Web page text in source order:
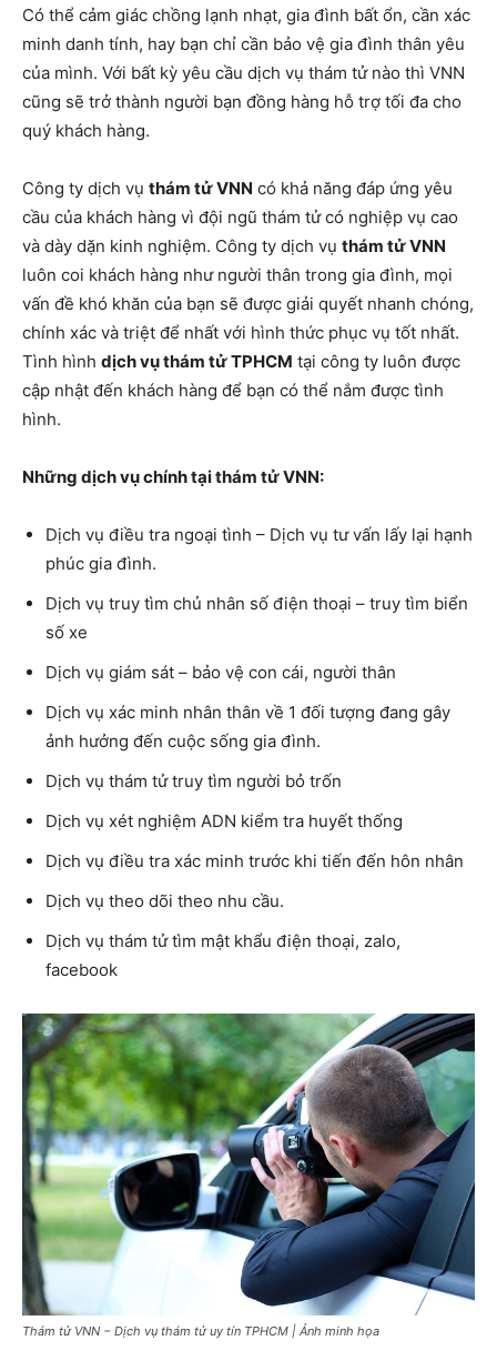
Có thể cảm giác chồng lạnh nhạt, gia đình bất ổn, cần xác
minh danh tính, hay bạn chỉ cần bảo vệ gia đình thân yêu
của mình. Với bất kỳ yêu cầu dịch vụ thám tử nào thì VNN
cũng sẽ trở thành người bạn đồng hàng hỗ trợ tối đa cho
quý khách hàng.
Công ty dịch vụ thám tử VNN có khả năng đáp ứng yêu
cầu của khách hàng vì đội ngũ thám tử có nghiệp vụ cao
và dày dặn kinh nghiệm. Công ty dịch vụ thám tử VNN
luôn coi khách hàng như người thân trong gia đình, mọi
vấn đề khó khăn của bạn sẽ được giải quyết nhanh chóng,
chính xác và triệt để nhất với hình thức phục vụ tốt nhất.
Tình hình dịch vụ thám tử TPHCM tại công ty luôn được
cập nhật đến khách hàng để bạn có thể nắm được tình
hình.
Những dịch vụ chính tại thám tử VNN:
Dịch vụ điều tra ngoại tình – Dịch vụ tư vấn lấy lại hạnh
phúc gia đình.
Dịch vụ truy tìm chủ nhân số điện thoại – truy tìm biển
số xe
Dịch vụ giám sát – bảo vệ con cái, người thân
Dịch vụ xác minh nhân thân về 1 đối tượng đang gây
ảnh hưởng đến cuộc sống gia đình.
Dịch vụ thám tử truy tìm người bỏ trốn
Dịch vụ xét nghiệm ADN kiểm tra huyết thống
Dịch vụ điều tra xác minh trước khi tiến đến hôn nhân
Dịch vụ theo dõi theo nhu cầu.
Dịch vụ thám tử tìm mật khẩu điện thoại, zalo,
facebook
Thám tử VNN − Dịch vụ thám tử uy tín TPHCM | Ảnh minh họa